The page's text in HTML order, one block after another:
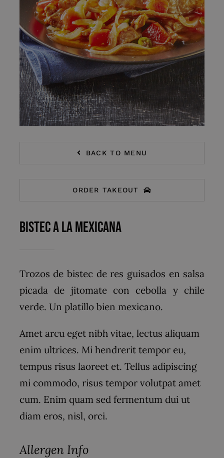
BACK TO MENU
ORDER TAKEOUT
Bistec a la Mexicana
Trozos de bistec de res guisados en salsa
picada de jitomate con cebolla y chile
verde. Un platillo bien mexicano.
Amet arcu eget nibh vitae, lectus aliquam
enim ultrices. Mi hendrerit tempor eu,
tempus risus laoreet et. Tellus adipiscing
mi commodo, risus tempor volutpat amet
cum. Enim quam sed fermentum dui ut
diam eros, nisl, orci.
Allergen Info